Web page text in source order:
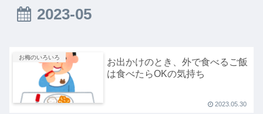
2023-05
お梅のいろいろ
お出かけのとき、外で食べるご飯
は食べたらOKの気持ち
2023.05.30